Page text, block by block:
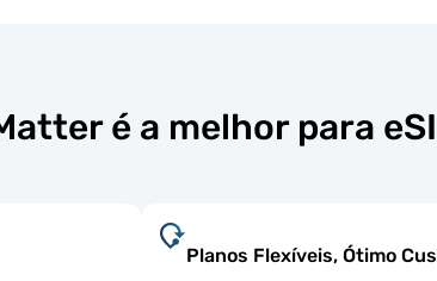
é a melhor para
Planos Flexíveis, Ótimo